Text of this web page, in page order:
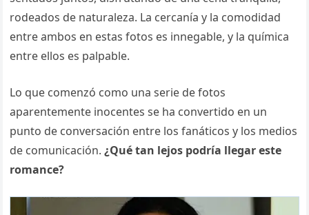
rodeados de naturaleza. La cercanía y la comodidad
entre ambos en estas fotos es innegable, y la química
entre ellos es palpable.
Lo que comenzó como una serie de fotos
aparentemente inocentes se ha convertido en un
punto de conversación entre los fanáticos y los medios
de comunicación.¿Qué tan lejos podría llegar este
romance?